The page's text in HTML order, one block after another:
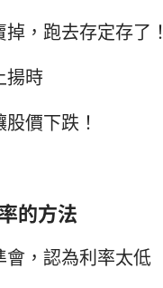
，跑去存定存了！
揚時
價下跌！
的方法
會，認為利率太低